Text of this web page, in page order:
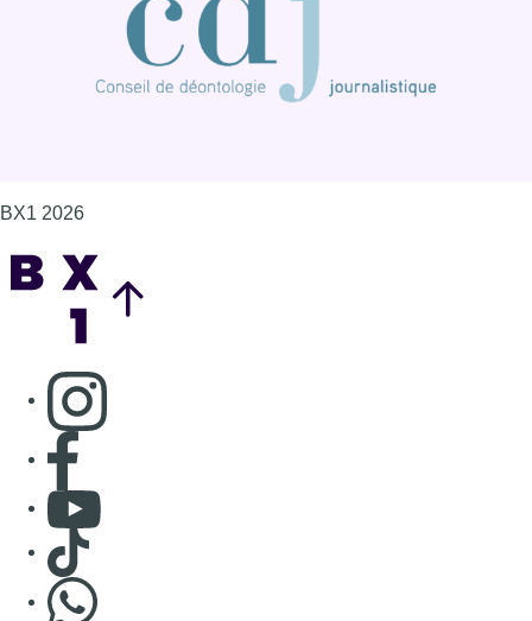
BX1 2026
Consulter page Instagram
Consulter page Facebook
Consulter Youtube
Consulter TikTok